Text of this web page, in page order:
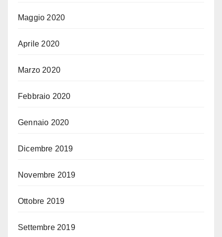
Maggio 2020
Aprile 2020
Marzo 2020
Febbraio 2020
Gennaio 2020
Dicembre 2019
Novembre 2019
Ottobre 2019
Settembre 2019